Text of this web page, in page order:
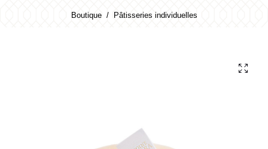
Boutique Pâtisseries individuelles